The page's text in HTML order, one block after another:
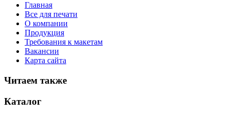
Главная
Все для печати
О компании
Продукция
Требования к макетам
Вакансии
Карта сайта
Читаем также
Каталог